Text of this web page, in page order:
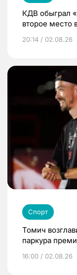
КДВ обыграл
второе место
20:14 / 02.08.26
Спорт
Томич
паркура
16:00 / 02.08.26